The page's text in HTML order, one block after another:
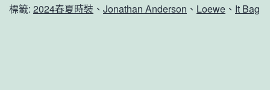
標籤: 2024春夏時裝 、 Jonathan Anderson 、 Loewe 、 It Bag